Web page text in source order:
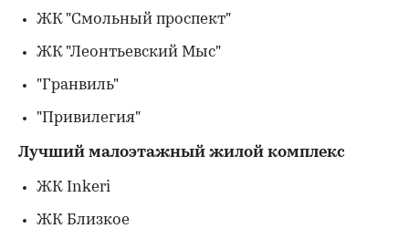
ЖК "Смольный проспект"
ЖК "Леонтьевский Мыс"
"Гранвиль"
"Привилегия"
Лучший малоэтажный жилой комплекс
ЖК Inkeri
ЖК Близкое